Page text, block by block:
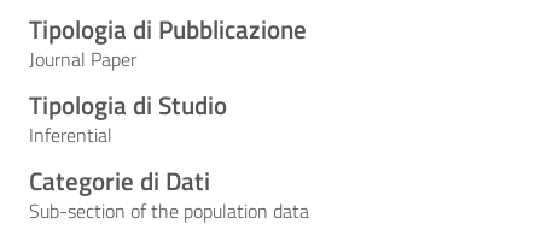
Tipologia di Pubblicazione
Journal Paper
Tipologia di Studio
Inferential
Categorie di Dati
Sub-section of the population data